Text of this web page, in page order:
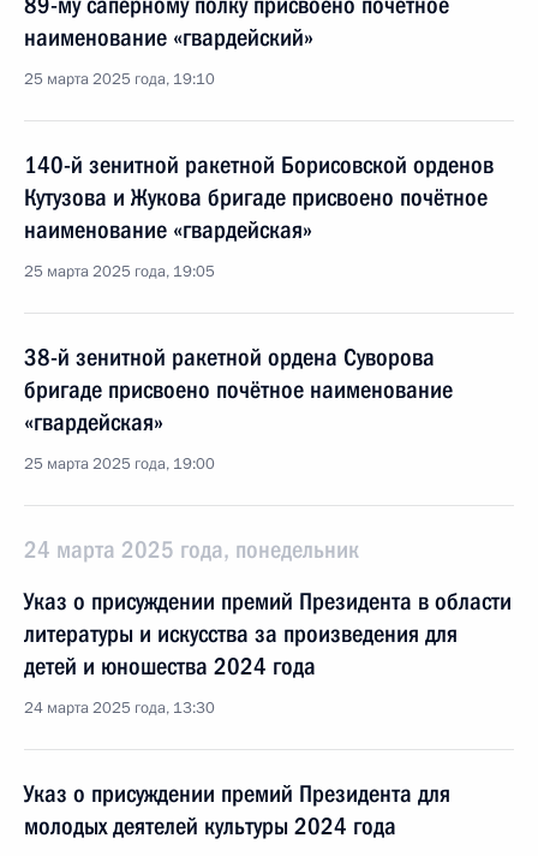
наименование «гвардейский»
25 марта 2025 года, 19:10
140-й зенитной ракетной Борисовской орденов
Кутузова и Жукова бригаде присвоено почётное
наименование «гвардейская»
25 марта 2025 года, 19:05
38-й зенитной ракетной ордена Суворова
бригаде присвоено почётное наименование
«гвардейская»
25 марта 2025 года, 19:00
24 марта 2025 года, понедельник
Указ о присуждении премий Президента в области
литературы и искусства за произведения для
детей и юношества 2024 года
24 марта 2025 года, 13:30
Указ о присуждении премий Президента для
молодых деятелей культуры 2024 года